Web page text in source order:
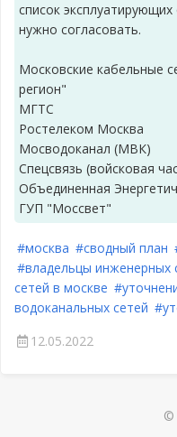
список
нужно согласовать.
Московские кабельные
регион"
МГТС
Ростелеком Москва
Мосводоканал (МВК)
Спецсвязь (войсковая
Объединенная
ГУП "Моссвет"
#москва #сводный план
#владельцы инженерных
сетей в москве
водоканальных сетей
12.05.2022
©